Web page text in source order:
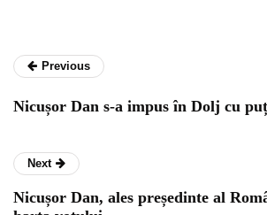
Previous
Nicușor Dan s-a impus în Dolj cu
Next
Nicușor Dan, ales președinte al